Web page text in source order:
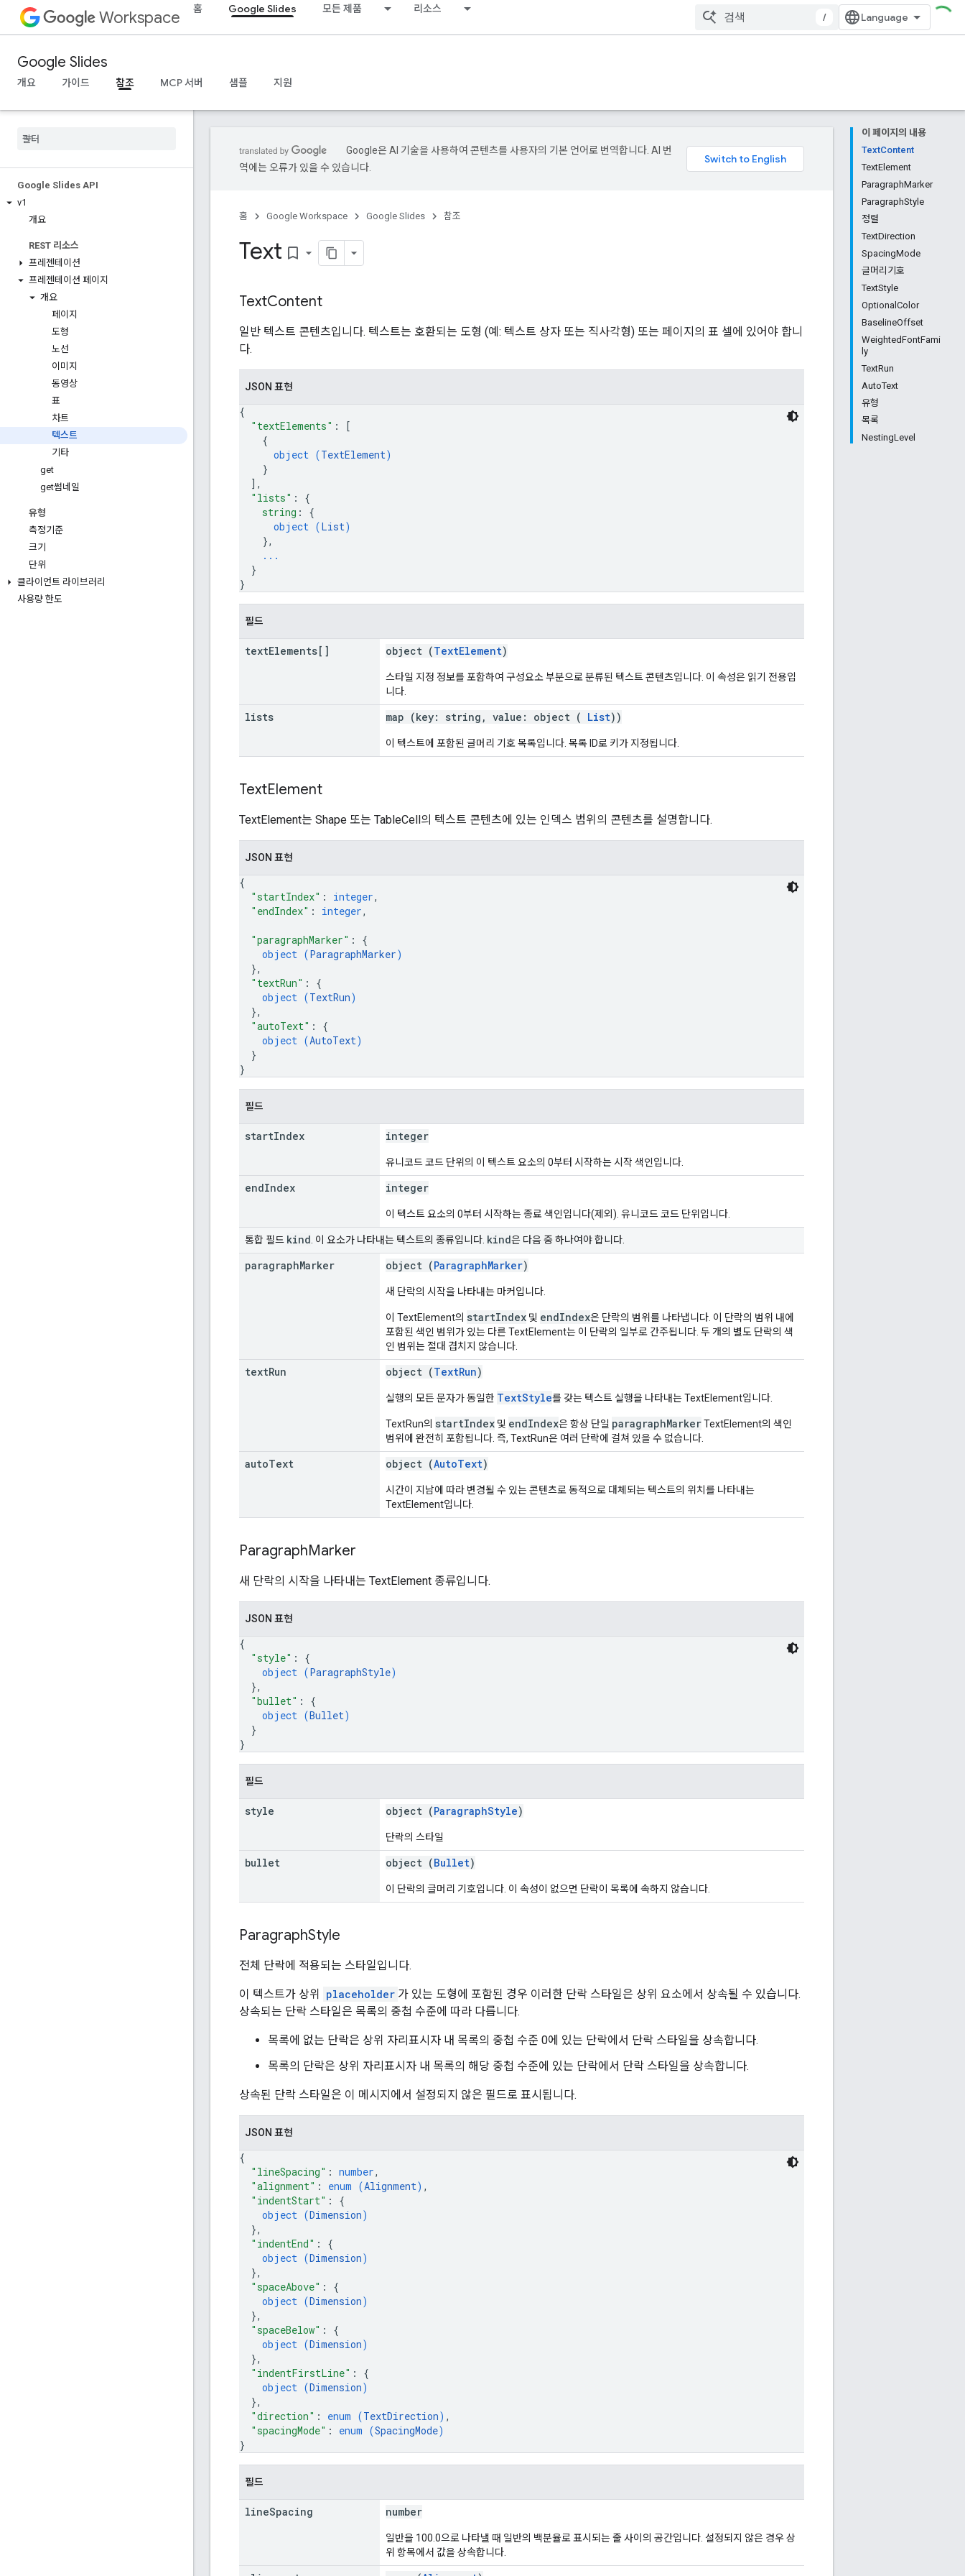
Workspace 홈 Google Slides 모든 제품 리소스
/
Google Slides
개요 가이드 참조 MCP 서버 샘플 지원
Google Slides API
v1
개요
REST 리소스
프레젠테이션
프레젠테이션 페이지
개요
페이지
도형
노선
이미지
동영상
표
차트
텍스트
기타
get
get썸네일
유형
측정기준
크기
단위
클라이언트 라이브러리
사용량 한도
이 페이지의 내용
TextContent
TextElement
ParagraphMarker
ParagraphStyle
정렬
TextDirection
SpacingMode
글머리기호
TextStyle
OptionalColor
BaselineOffset
WeightedFontFami
ly
TextRun
AutoText
유형
목록
NestingLevel
Google은 AI 기술을 사용하여 콘텐츠를 사용자의 기본 언어로 번역합니다. AI 번
역에는 오류가 있을 수 있습니다.
홈 Google Workspace Google Slides 참조
Text bookmark_border
TextContent
일반 텍스트 콘텐츠입니다. 텍스트는 호환되는 도형 (예: 텍스트 상자 또는 직사각형) 또는 페이지의 표 셀에 있어야 합니
다.
JSON 표현
{
"textElements" :
[
{
object (TextElement)
}
] ,
"lists" : {
string : {
object (List)
},
...
}
}
필드
textElements[] object (TextElement)
스타일 지정 정보를 포함하여 구성요소 부분으로 분류된 텍스트 콘텐츠입니다. 이 속성은 읽기 전용입
니다.
lists map (key: string, value: object ( List))
이 텍스트에 포함된 글머리 기호 목록입니다. 목록 ID로 키가 지정됩니다.
TextElement
TextElement는 Shape 또는 TableCell의 텍스트 콘텐츠에 있는 인덱스 범위의 콘텐츠를 설명합니다.
JSON 표현
{
"startIndex" : integer,
"endIndex" : integer,
"paragraphMarker" : {
object (ParagraphMarker)
},
"textRun" : {
object (TextRun)
},
"autoText" : {
object (AutoText)
}
}
필드
startIndex integer
유니코드 코드 단위의 이 텍스트 요소의 0부터 시작하는 시작 색인입니다.
endIndex integer
이 텍스트 요소의 0부터 시작하는 종료 색인입니다(제외). 유니코드 코드 단위입니다.
통합 필드 kind . 이 요소가 나타내는 텍스트의 종류입니다. kind은 다음 중 하나여야 합니다.
paragraphMarker object (ParagraphMarker)
새 단락의 시작을 나타내는 마커입니다.
이 TextElement의 startIndex 및 endIndex은 단락의 범위를 나타냅니다. 이 단락의 범위 내에
포함된 색인 범위가 있는 다른 TextElement는 이 단락의 일부로 간주됩니다. 두 개의 별도 단락의 색
인 범위는 절대 겹치지 않습니다.
textRun object (TextRun)
실행의 모든 문자가 동일한 TextStyle를 갖는 텍스트 실행을 나타내는 TextElement입니다.
TextRun의 startIndex 및 endIndex은 항상 단일 paragraphMarkerTextElement의 색인
범위에 완전히 포함됩니다. 즉, TextRun은 여러 단락에 걸쳐 있을 수 없습니다.
autoText object (AutoText)
시간이 지남에 따라 변경될 수 있는 콘텐츠로 동적으로 대체되는 텍스트의 위치를 나타내는
TextElement입니다.
ParagraphMarker
새 단락의 시작을 나타내는 TextElement 종류입니다.
JSON 표현
{
"style" : {
object (ParagraphStyle)
},
"bullet" : {
object (Bullet)
}
}
필드
style object (ParagraphStyle)
단락의 스타일
bullet object (Bullet)
이 단락의 글머리 기호입니다. 이 속성이 없으면 단락이 목록에 속하지 않습니다.
ParagraphStyle
전체 단락에 적용되는 스타일입니다.
이 텍스트가 상위 placeholder 가 있는 도형에 포함된 경우 이러한 단락 스타일은 상위 요소에서 상속될 수 있습니다.
상속되는 단락 스타일은 목록의 중첩 수준에 따라 다릅니다.
목록에 없는 단락은 상위 자리표시자 내 목록의 중첩 수준 0에 있는 단락에서 단락 스타일을 상속합니다.
목록의 단락은 상위 자리표시자 내 목록의 해당 중첩 수준에 있는 단락에서 단락 스타일을 상속합니다.
상속된 단락 스타일은 이 메시지에서 설정되지 않은 필드로 표시됩니다.
JSON 표현
{
"lineSpacing" : number,
"alignment" : enum (Alignment) ,
"indentStart" : {
object (Dimension)
},
"indentEnd" : {
object (Dimension)
},
"spaceAbove" : {
object (Dimension)
},
"spaceBelow" : {
object (Dimension)
},
"indentFirstLine" : {
object (Dimension)
},
"direction" : enum (TextDirection) ,
"spacingMode" : enum (SpacingMode)
}
필드
lineSpacing number
일반을 100.0으로 나타낼 때 일반의 백분율로 표시되는 줄 사이의 공간입니다. 설정되지 않은 경우 상
위 항목에서 값을 상속합니다.